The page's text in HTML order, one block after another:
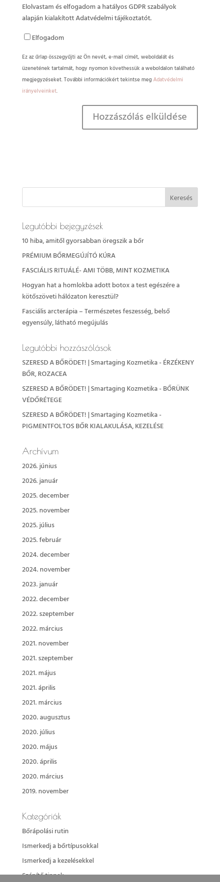
Elolvastam és elfogadom a hatályos GDPR szabályok
alapján kialakított Adatvédelmi tájékoztatót.
Elfogadom
Ez az űrlap összegyűjti az Ön nevét, e-mail címét, weboldalát és
üzenetének tartalmát, hogy nyomon követhessük a weboldalon található
megjegyzéseket. További információkért tekintse megAdatvédelmi
irányelveinket.
Legutóbbi bejegyzések
10 hiba, amitől gyorsabban öregszik a bőr
PRÉMIUM BŐRMEGÚJÍTÓ KÚRA
FASCIÁLIS RITUÁLÉ- AMI TÖBB, MINT KOZMETIKA
Hogyan hat a homlokba adott botox a test egészére a
kötőszöveti hálózaton keresztül?
Fasciális arcterápia – Természetes feszesség, belső
egyensúly, látható megújulás
Legutóbbi hozzászólások
SZERESD A BŐRÖDET! | Smartaging Kozmetika-ÉRZÉKENY
BŐR, ROZACEA
SZERESD A BŐRÖDET! | Smartaging Kozmetika-BŐRÜNK
VÉDŐRÉTEGE
SZERESD A BŐRÖDET! | Smartaging Kozmetika-
PIGMENTFOLTOS BŐR KIALAKULÁSA, KEZELÉSE
Archívum
2026. június
2026. január
2025. december
2025. november
2025. július
2025. február
2024. december
2024. november
2023. január
2022. december
2022. szeptember
2022. március
2021. november
2021. szeptember
2021. május
2021. április
2021. március
2020. augusztus
2020. július
2020. május
2020. április
2020. március
2019. november
Kategóriák
Bőrápolási rutin
Ismerkedj a bőrtípusokkal
Ismerkedj a kezelésekkel
Szépítő tippek